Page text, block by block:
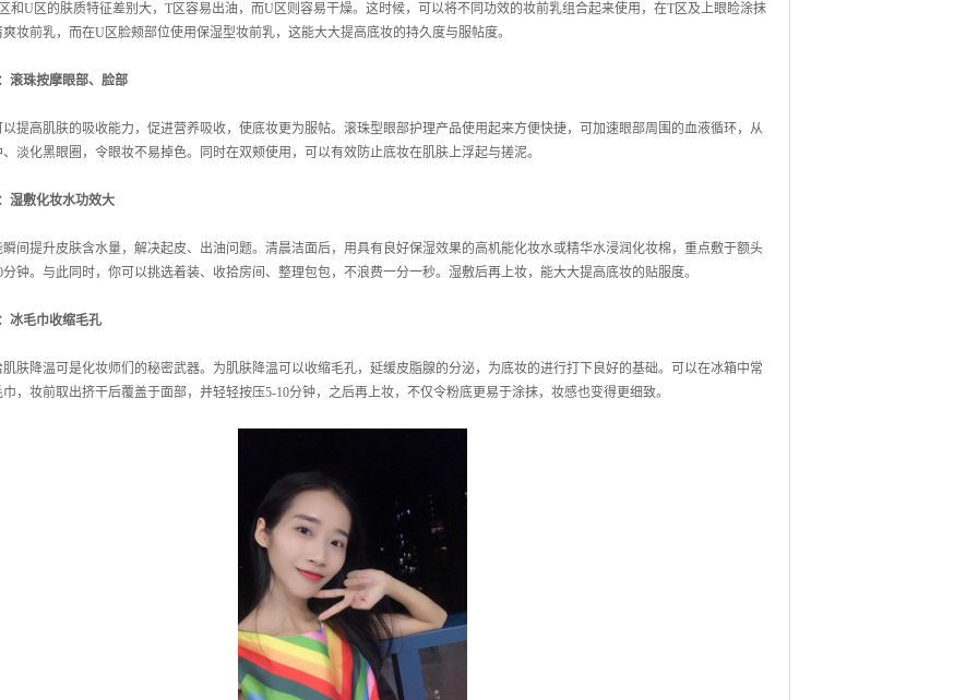
U区的肤质特征差别大，T区容易出油，而U区则容易干燥。这时候，可以将不同功效的妆前乳组合起来使用，在T区及上眼睑涂抹
妆前乳，而在U区脸颊部位使用保湿型妆前乳，这能大大提高底妆的持久度与服帖度。
滚珠按摩眼部、脸部
高肌肤的吸收能力，促进营养吸收，使底妆更为服帖。滚珠型眼部护理产品使用起来方便快捷，可加速眼部周围的血液循环，从
淡化黑眼圈，令眼妆不易掉色。同时在双颊使用，可以有效防止底妆在肌肤上浮起与搓泥。
湿敷化妆水功效大
提升皮肤含水量，解决起皮、出油问题。清晨洁面后，用具有良好保湿效果的高机能化妆水或精华水浸润化妆棉，重点敷于额头
分钟。与此同时，你可以挑选着装、收拾房间、整理包包，不浪费一分一秒。湿敷后再上妆，能大大提高底妆的贴服度。
冰毛巾收缩毛孔
降温可是化妆师们的秘密武器。为肌肤降温可以收缩毛孔，延缓皮脂腺的分泌，为底妆的进行打下良好的基础。可以在冰箱中常
，妆前取出挤干后覆盖于面部，并轻轻按压5-10分钟，之后再上妆，不仅令粉底更易于涂抹，妆感也变得更细致。